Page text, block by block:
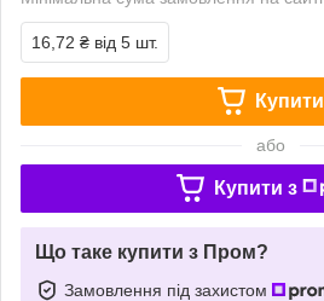
16,72 ₴ від 5 шт.
Купити
або
Купити з
Що таке купити з Пром?
Замовлення під захистом